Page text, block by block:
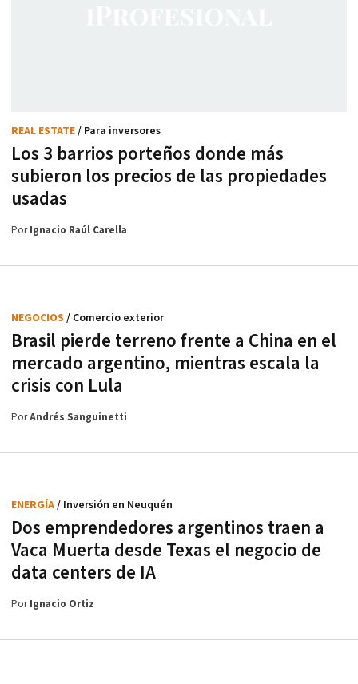
Los 3 barrios porteños donde más
subieron los precios de las propiedades
usadas
REAL ESTATE/ Para inversores
PorIgnacio Raúl Carella
Brasil pierde terreno frente a China en el
mercado argentino, mientras escala la
crisis con Lula
NEGOCIOS / Comercio exterior
PorAndrés Sanguinetti
Dos emprendedores argentinos traen a
Vaca Muerta desde Texas el negocio de
data centers de IA
ENERGÍA/ Inversión en Neuquén
PorIgnacio Ortiz